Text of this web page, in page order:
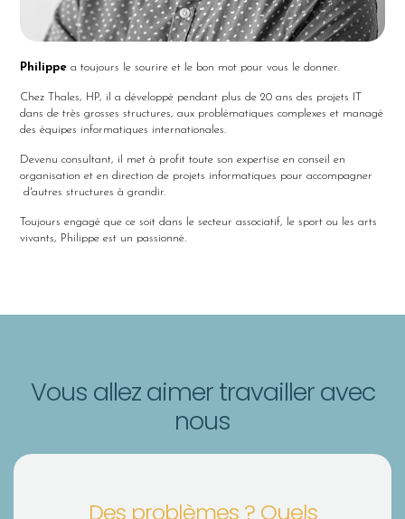
Philippe a toujours le sourire et le bon mot pour vous le donner.
Chez Thales, HP, il a développé pendant plus de 20 ans des projets IT
dans de très grosses structures, aux problématiques complexes et managé
des équipes informatiques internationales.
Devenu consultant, il met à profit toute son expertise en conseil en
organisation et en direction de projets informatiques pour accompagner
d'autres structures à grandir.
Toujours engagé que ce soit dans le secteur associatif, le sport ou les arts
vivants, Philippe est un passionné.
Vous allez aimer travailler avec
nous
Des problèmes ? Quels